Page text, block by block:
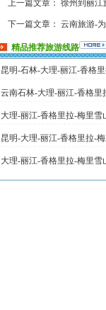
上一篇文章： 徐州到丽江
下一篇文章： 云南旅游-
精品推荐旅游线路
昆明-石林-大理-丽江-香格
云南石林-大理-丽江-香格里
大理-丽江-香格里拉-梅里
昆明-大理-丽江-香格里拉-
大理-丽江-香格里拉-梅里雪